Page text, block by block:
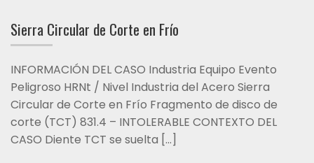
Sierra Circular de Corte en Frío
INFORMACIÓN DEL CASO Industria Equipo Evento
Peligroso HRNt / Nivel Industria del Acero Sierra
Circular de Corte en Frío Fragmento de disco de
corte (TCT) 831.4 – INTOLERABLE CONTEXTO DEL
CASO Diente TCT se suelta […]